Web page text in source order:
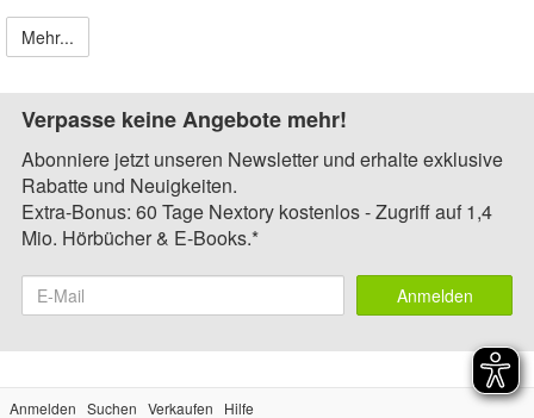
Mehr...
Verpasse keine Angebote mehr!
Abonniere jetzt unseren Newsletter und erhalte exklusive
Rabatte und Neuigkeiten.
Extra-Bonus: 60 Tage Nextory kostenlos - Zugriff auf 1,4
Mio. Hörbücher & E-Books.*
Anmelden
Anmelden Suchen Verkaufen Hilfe